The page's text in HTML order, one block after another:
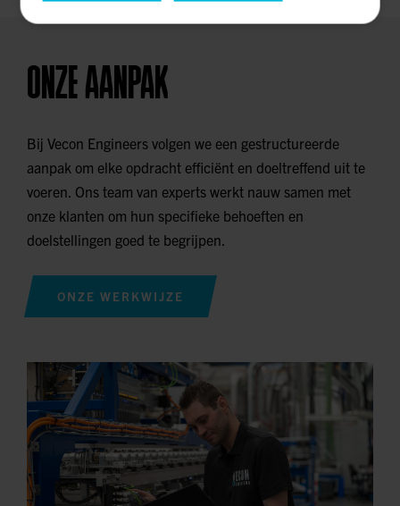
ONZE AANPAK
Bij Vecon Engineers volgen we een gestructureerde
aanpak om elke opdracht efficiënt en doeltreffend uit te
voeren. Ons team van experts werkt nauw samen met
onze klanten om hun specifieke behoeften en
doelstellingen goed te begrijpen.
ONZE WERKWIJZE